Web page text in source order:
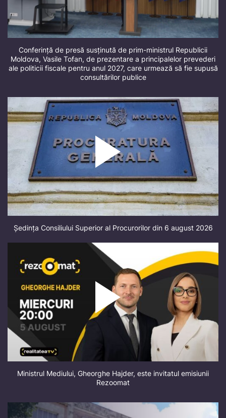
Conferință de presă susținută de prim-ministrul Republicii
Moldova, Vasile Tofan, de prezentare a principalelor prevederi
ale politicii fiscale pentru anul 2027, care urmează să fie supusă
consultărilor publice
Ședința Consiliului Superior al Procurorilor din 6 august 2026
Ministrul Mediului, Gheorghe Hajder, este invitatul emisiunii
Rezoomat